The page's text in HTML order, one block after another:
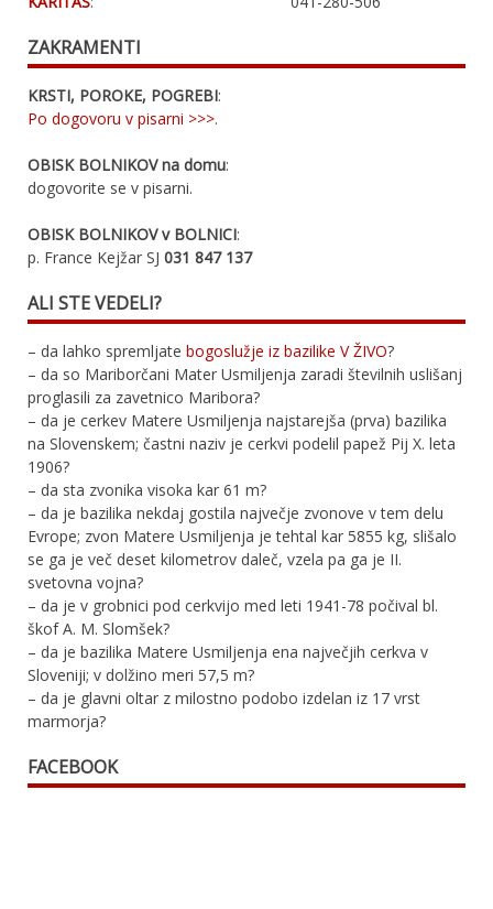
ZAKRAMENTI
KRSTI, POROKE, POGREBI:
Po dogovoru v pisarni >>>.
OBISK BOLNIKOV na domu:
dogovorite se v pisarni.
OBISK BOLNIKOV v BOLNICI:
p. France Kejžar SJ 031 847 137
ALI STE VEDELI?
– da lahko spremljate bogoslužje iz bazilike V ŽIVO?
– da so Mariborčani Mater Usmiljenja zaradi številnih uslišanj
proglasili za zavetnico Maribora?
– da je cerkev Matere Usmiljenja najstarejša (prva) bazilika
na Slovenskem; častni naziv je cerkvi podelil papež Pij X. leta
1906?
– da sta zvonika visoka kar 61 m?
– da je bazilika nekdaj gostila največje zvonove v tem delu
Evrope; zvon Matere Usmiljenja je tehtal kar 5855 kg, slišalo
se ga je več deset kilometrov daleč, vzela pa ga je II.
svetovna vojna?
– da je v grobnici pod cerkvijo med leti 1941-78 počival bl.
škof A. M. Slomšek?
– da je bazilika Matere Usmiljenja ena največjih cerkva v
Sloveniji; v dolžino meri 57,5 m?
– da je glavni oltar z milostno podobo izdelan iz 17 vrst
marmorja?
FACEBOOK